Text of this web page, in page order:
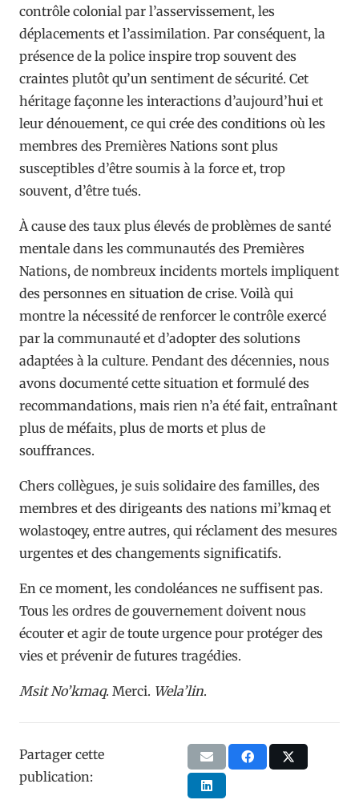
contrôle colonial par l’asservissement, les
déplacements et l’assimilation. Par conséquent, la
présence de la police inspire trop souvent des
craintes plutôt qu’un sentiment de sécurité. Cet
héritage façonne les interactions d’aujourd’hui et
leur dénouement, ce qui crée des conditions où les
membres des Premières Nations sont plus
susceptibles d’être soumis à la force et, trop
souvent, d’être tués.
À cause des taux plus élevés de problèmes de santé
mentale dans les communautés des Premières
Nations, de nombreux incidents mortels impliquent
des personnes en situation de crise. Voilà qui
montre la nécessité de renforcer le contrôle exercé
par la communauté et d’adopter des solutions
adaptées à la culture. Pendant des décennies, nous
avons documenté cette situation et formulé des
recommandations, mais rien n’a été fait, entraînant
plus de méfaits, plus de morts et plus de
souffrances.
Chers collègues, je suis solidaire des familles, des
membres et des dirigeants des nations mi’kmaq et
wolastoqey, entre autres, qui réclament des mesures
urgentes et des changements significatifs.
En ce moment, les condoléances ne suffisent pas.
Tous les ordres de gouvernement doivent nous
écouter et agir de toute urgence pour protéger des
vies et prévenir de futures tragédies.
Msit No’kmaq. Merci. Wela’lin.
Partager cette
publication: